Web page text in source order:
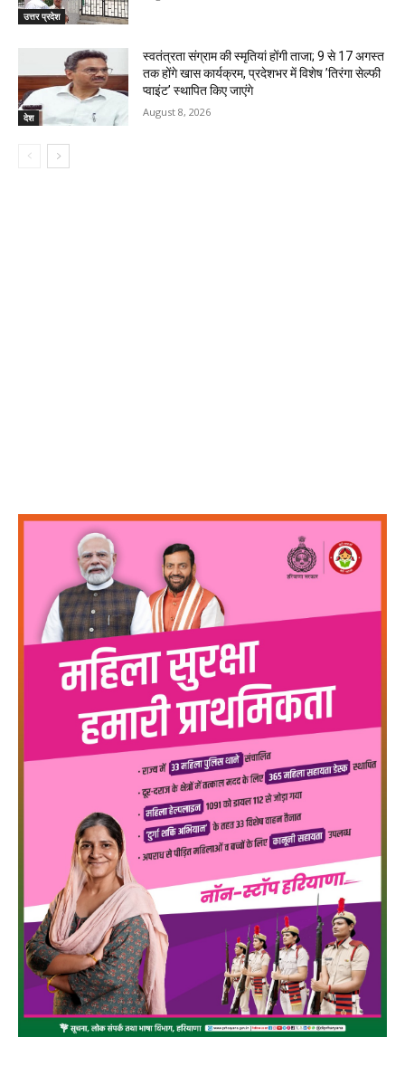
उत्तर प्रदेश
देश
स्वतंत्रता संग्राम की स्मृतियां होंगी ताजा; 9 से 17 अगस्त
तक होंगे खास कार्यक्रम, प्रदेशभर में विशेष ’तिरंगा सेल्फी
प्वाइंट’ स्थापित किए जाएंगे
August 8, 2026